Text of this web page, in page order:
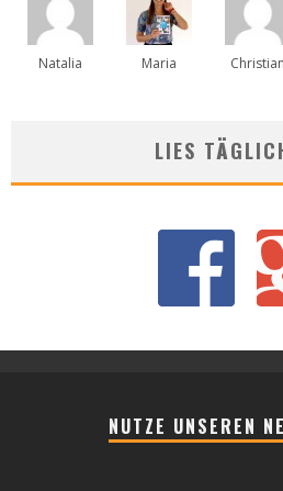
Natalia Maria Christian
LIES
NUTZE UNSEREN